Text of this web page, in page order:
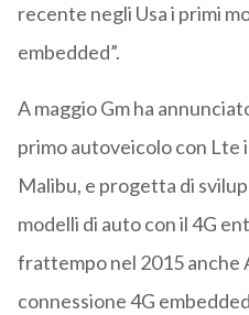
recente negli Usa i primi
embedded”.
A maggio Gm ha
primo autoveicolo con
Malibu, e progetta di
modelli di auto con il 4G
frattempo nel 2015 anche
connessione 4G